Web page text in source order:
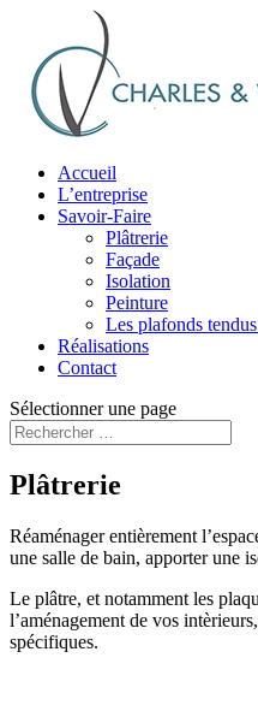
Accueil
L’entreprise
Savoir-Faire
Plâtrerie
Façade
Isolation
Peinture
Les plafonds
Réalisations
Contact
Sélectionner une page
Plâtrerie
Réaménager entièrement
une salle de bain, apporter une
Le plâtre, et notamment les
l’aménagement de vos
spécifiques.